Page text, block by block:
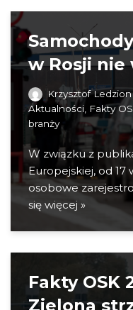
w Rosji nie
Krzysztof Ledzion
Aktualności Fakty
branży
W związku z
Europejskiej, od 17
osobowe
się więcej »
Fakty OSK
Zielona